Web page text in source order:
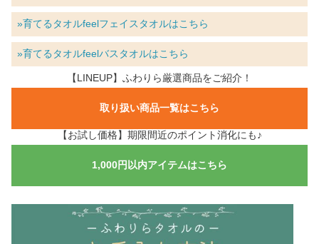
»育てるタオルfeelフェイスタオルはこちら
»育てるタオルfeelバスタオルはこちら
【LINEUP】ふわりら厳選商品をご紹介！
取り扱い商品一覧はこちら
【お試し価格】期限間近のポイント消化にも♪
1,000円以内アイテムはこちら